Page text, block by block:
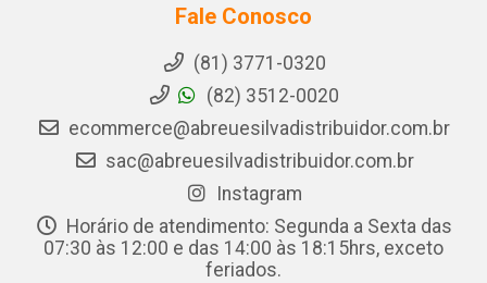
Fale Conosco
(81) 3771-0320
(82) 3512-0020
ecommerce@abreuesilvadistribuidor.com.br
sac@abreuesilvadistribuidor.com.br
Instagram
Horário de atendimento: Segunda a Sexta das
07:30 às 12:00 e das 14:00 às 18:15hrs, exceto
feriados.